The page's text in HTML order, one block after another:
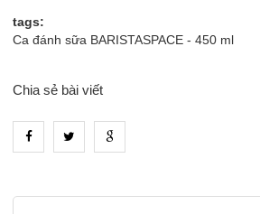
tags:
Ca đánh sữa BARISTASPACE - 450 ml
Chia sẻ bài viết